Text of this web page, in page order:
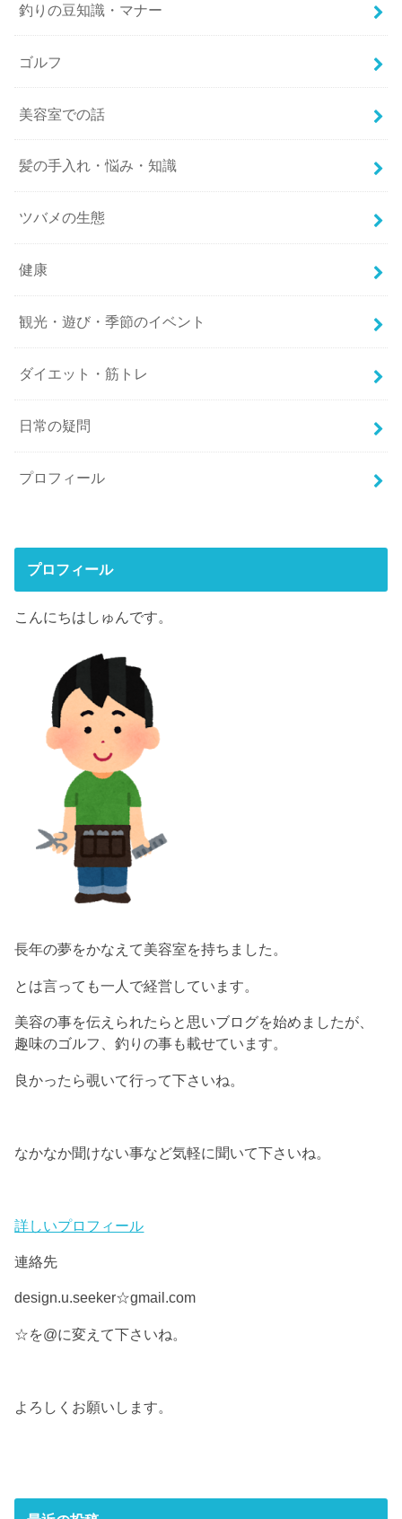
釣りの豆知識・マナー
ゴルフ
美容室での話
髪の手入れ・悩み・知識
ツバメの生態
健康
観光・遊び・季節のイベント
ダイエット・筋トレ
日常の疑問
プロフィール
プロフィール
こんにちはしゅんです。
長年の夢をかなえて美容室を持ちました。
とは言っても一人で経営しています。
美容の事を伝えられたらと思いブログを始めましたが、
趣味のゴルフ、釣りの事も載せています。
良かったら覗いて行って下さいね。
なかなか聞けない事など気軽に聞いて下さいね。
詳しいプロフィール
連絡先
design.u.seeker☆gmail.com
☆を@に変えて下さいね。
よろしくお願いします。